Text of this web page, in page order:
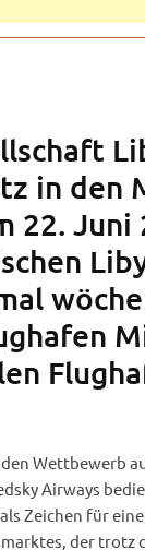
in den
22. Juni
Wettbewerb
Airways
Zeichen für
der trotz